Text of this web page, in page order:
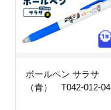
ボールペン サラサ
（青） T042-012-04